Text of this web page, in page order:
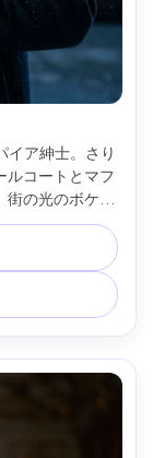
イア紳士。さり
ルコートとマフ
の光のボケ。
する柔らかい
ョット、目線
リアルな雪、高
ング --ar 4:5